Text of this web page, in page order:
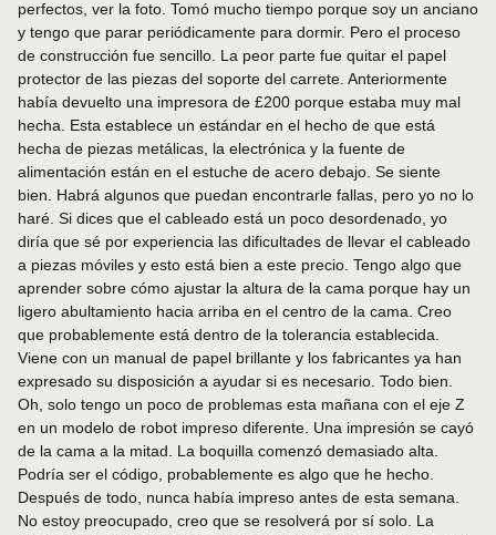
perfectos, ver la foto. Tomó mucho tiempo porque soy un anciano
y tengo que parar periódicamente para dormir. Pero el proceso
de construcción fue sencillo. La peor parte fue quitar el papel
protector de las piezas del soporte del carrete. Anteriormente
había devuelto una impresora de £200 porque estaba muy mal
hecha. Esta establece un estándar en el hecho de que está
hecha de piezas metálicas, la electrónica y la fuente de
alimentación están en el estuche de acero debajo. Se siente
bien. Habrá algunos que puedan encontrarle fallas, pero yo no lo
haré. Si dices que el cableado está un poco desordenado, yo
diría que sé por experiencia las dificultades de llevar el cableado
a piezas móviles y esto está bien a este precio. Tengo algo que
aprender sobre cómo ajustar la altura de la cama porque hay un
ligero abultamiento hacia arriba en el centro de la cama. Creo
que probablemente está dentro de la tolerancia establecida.
Viene con un manual de papel brillante y los fabricantes ya han
expresado su disposición a ayudar si es necesario. Todo bien.
Oh, solo tengo un poco de problemas esta mañana con el eje Z
en un modelo de robot impreso diferente. Una impresión se cayó
de la cama a la mitad. La boquilla comenzó demasiado alta.
Podría ser el código, probablemente es algo que he hecho.
Después de todo, nunca había impreso antes de esta semana.
No estoy preocupado, creo que se resolverá por sí solo. La